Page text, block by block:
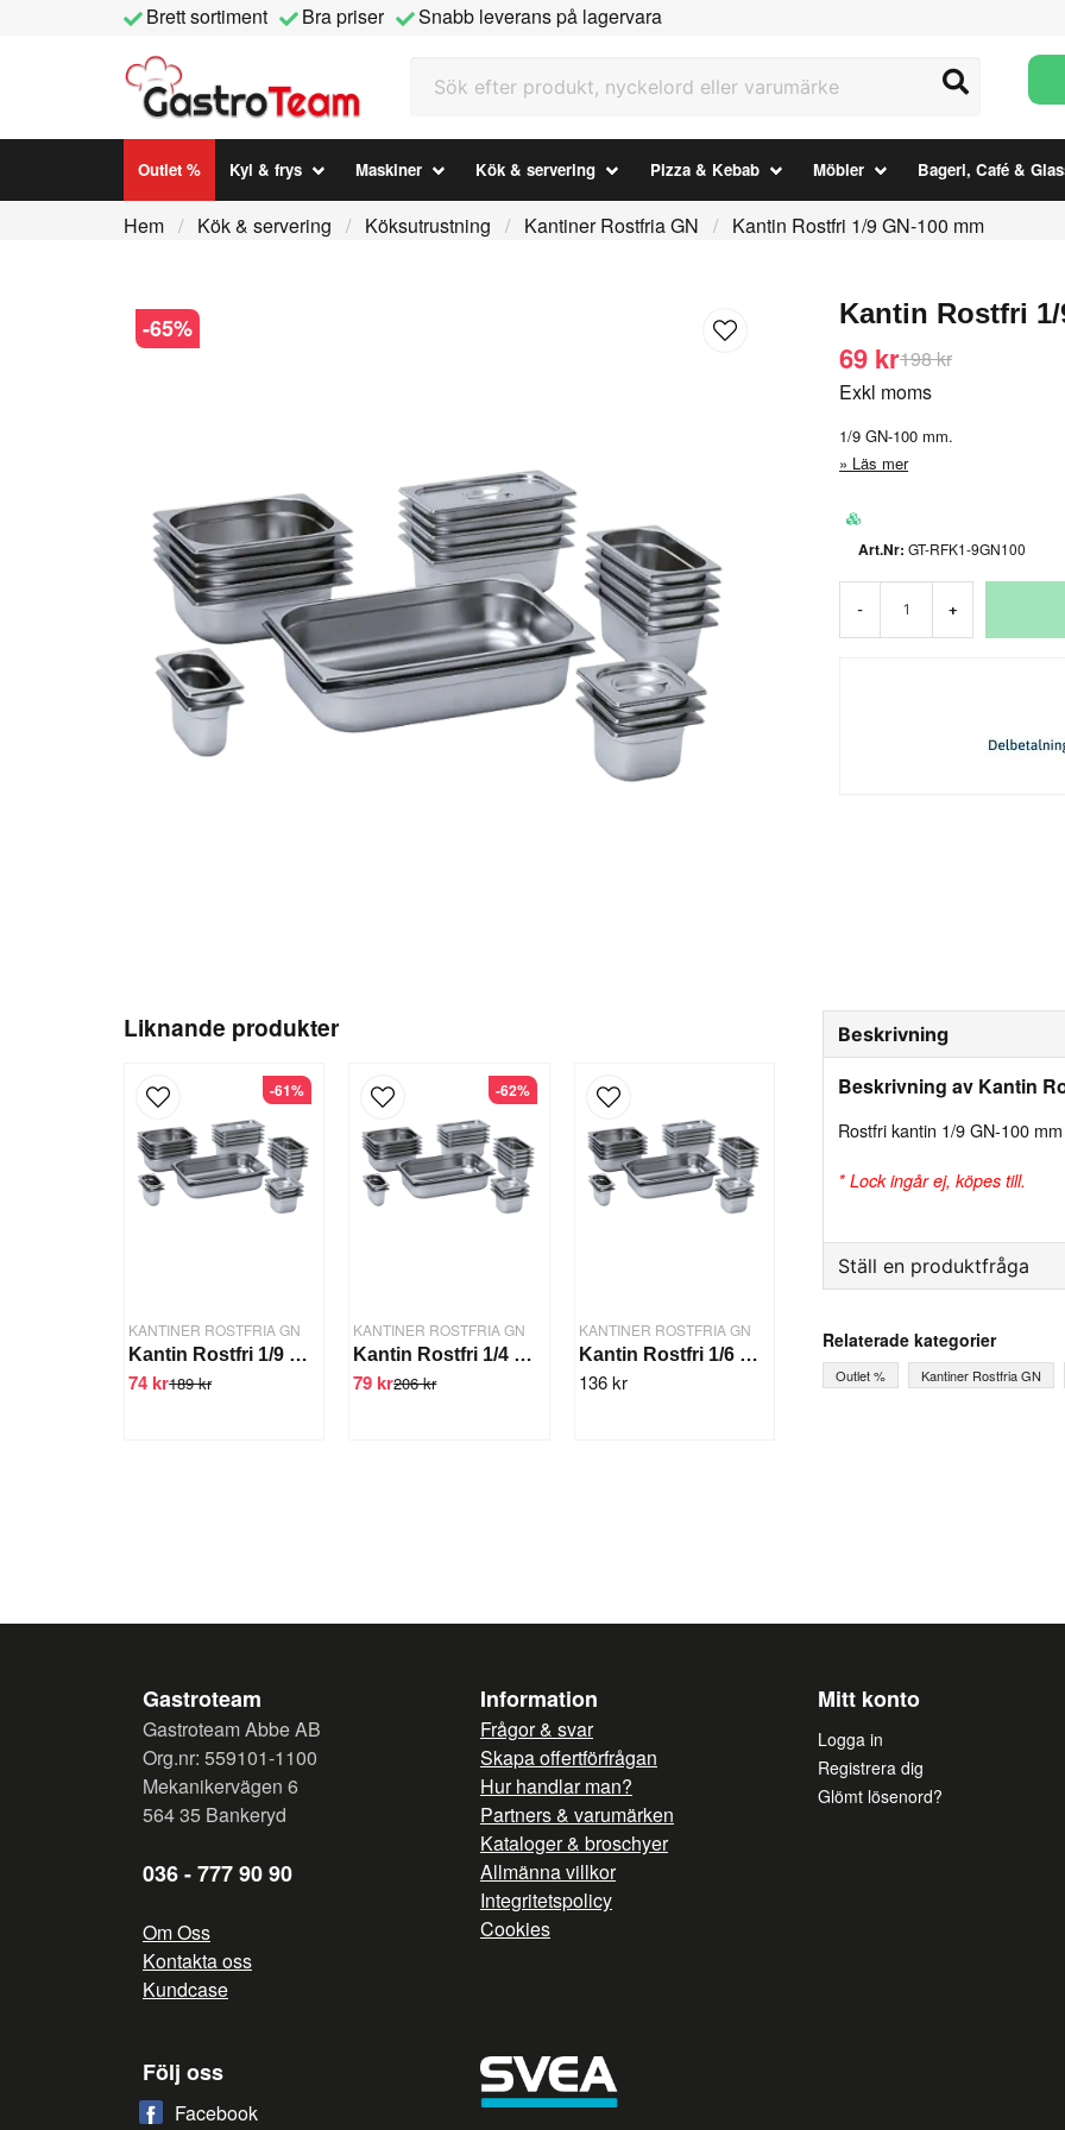
Brett sortiment Bra priser
Snabb leverans på lagervara
Outlet % Kyl & frys Maskiner Kök & servering Pizza & Kebab Möbler Bageri, Café &
Hem Kök & servering Köksutrustning Kantiner Rostfria GN Kantin Rostfri 1/9 GN-100 mm
-65% Kantin Rostfri 1/
198 kr
69 kr
Exkl moms
1/9 GN-100 mm.
Läs mer
GT-RFK1-9GN100
- +
Liknande produkter
KANTINER ROSTFRIA GN
Kantin Rostfri 1/9 GN-150 mm
189 kr
74 kr
-61%
KANTINER ROSTFRIA GN
Kantin Rostfri 1/4 GN-100 mm
206 kr
79 kr
-62%
KANTINER ROSTFRIA GN
Kantin Rostfri 1/6 GN-65 mm
136 kr
Beskrivning
Beskrivning av Kantin
Rostfri kantin 1/9 GN-100 mm
* Lock ingår ej, köpes till.
Ställ en produktfråga
Fråga oss något om
Relaterade kategorier
Outlet % Kantiner Rostfria GN
Gastroteam
Gastroteam Abbe AB
Org.nr: 559101-1100
Mekanikervägen 6
564 35 Bankeryd
036 - 777 90 90
Om Oss
Kontakta oss
Kundcase
Information
Frågor & svar
Skapa offertförfrågan
Hur handlar man?
Partners & varumärken
Kataloger & broschyer
Allmänna villkor
Integritetspolicy
Cookies
Mitt konto
Logga in
Registrera dig
Glömt lösenord?
Följ oss
Facebook